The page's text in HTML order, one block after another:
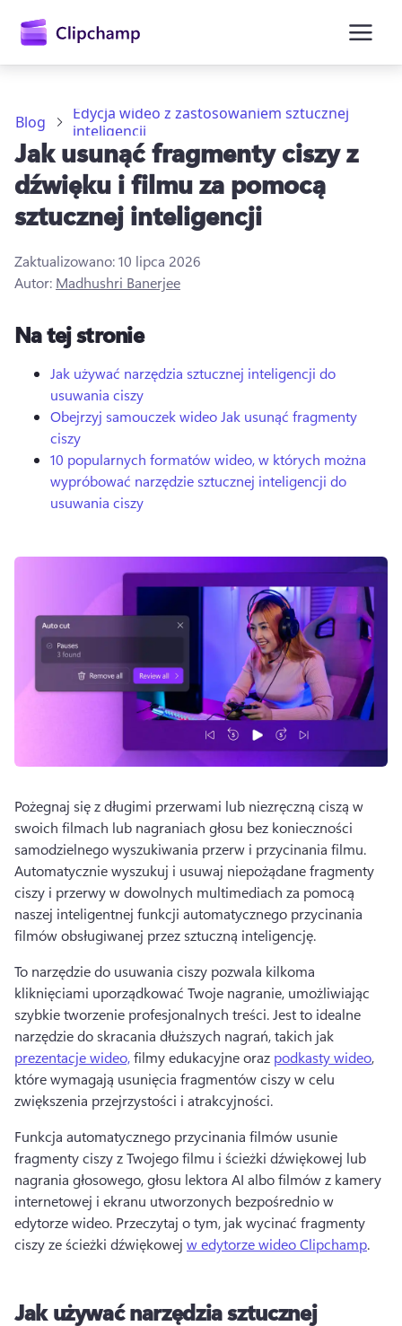
głównej
Zaloguj się
Wypróbuj bezpłatnie
Blog
Edycja wideo z zastosowaniem sztucznej
inteligencji
Jak usunąć fragmenty ciszy z
dźwięku i filmu za pomocą
sztucznej inteligencji
Zaktualizowano:10 lipca 2026
Autor: Madhushri Banerjee
Na tej stronie
Jak używać narzędzia sztucznej inteligencji do
usuwania ciszy
Obejrzyj samouczek wideo Jak usunąć fragmenty
ciszy
10 popularnych formatów wideo, w których można
wypróbować narzędzie sztucznej inteligencji do
usuwania ciszy
Pożegnaj się z długimi przerwami lub niezręczną ciszą w
swoich filmach lub nagraniach głosu bez konieczności
Automatycznie wyszukuj i usuwaj niepożądane fragmenty
ciszy i przerwy w dowolnych multimediach za pomocą
naszej inteligentnej funkcji automatycznego przycinania
filmów obsługiwanej przez sztuczną inteligencję.
To narzędzie do usuwania ciszy pozwala kilkoma
kliknięciami uporządkować Twoje nagranie, umożliwiając
szybkie tworzenie profesjonalnych treści. Jest to idealne
narzędzie do skracania dłuższych nagrań, takich jak
prezentacje wideo, filmy edukacyjne oraz podkasty wideo,
które wymagają usunięcia fragmentów ciszy w celu
zwiększenia przejrzystości i atrakcyjności.
Funkcja automatycznego przycinania filmów usunie
fragmenty ciszy z Twojego filmu i ścieżki dźwiękowej lub
nagrania głosowego, głosu lektora AI albo filmów z kamery
internetowej i ekranu utworzonych bezpośrednio w
edytorze wideo. Przeczytaj o tym, jak wycinać fragmenty
ciszy ze ścieżki dźwiękowej w edytorze wideo Clipchamp.
Jak używać narzędzia sztucznej